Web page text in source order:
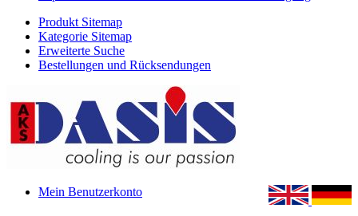
Produkt Sitemap
Kategorie Sitemap
Erweiterte Suche
Bestellungen und Rücksendungen
Mein Benutzerkonto